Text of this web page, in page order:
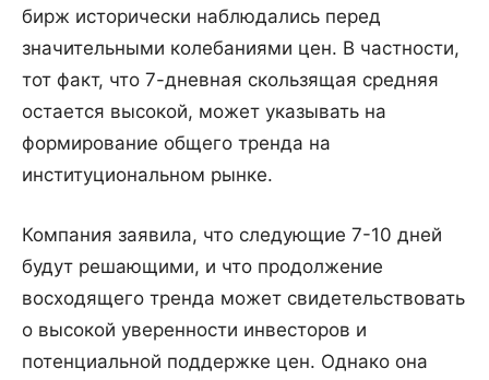
бирж исторически наблюдались перед
значительными колебаниями цен. В частности,
тот факт, что 7-дневная скользящая средняя
остается высокой, может указывать на
формирование общего тренда на
институциональном рынке.
Компания заявила, что следующие 7-10 дней
будут решающими, и что продолжение
восходящего тренда может свидетельствовать
о высокой уверенности инвесторов и
потенциальной поддержке цен. Однако она